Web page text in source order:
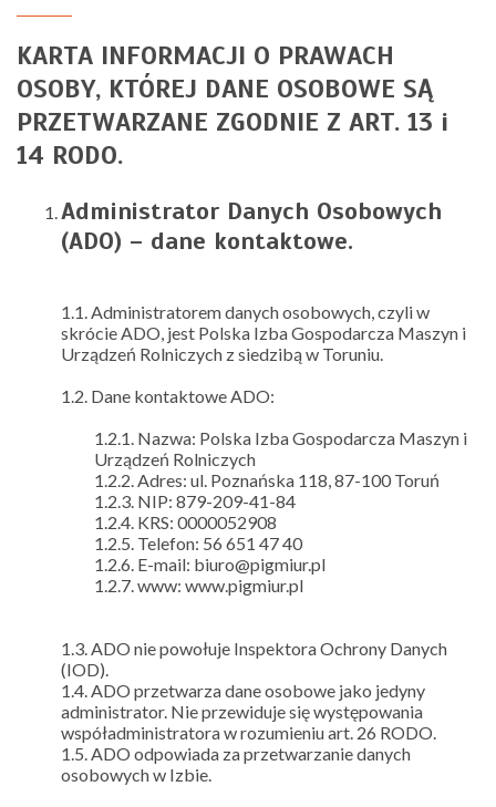
KARTA INFORMACJI O PRAWACH
OSOBY, KTÓREJ DANE OSOBOWE SĄ
PRZETWARZANE ZGODNIE Z ART. 13 i
14 RODO.
Administrator Danych Osobowych
(ADO) – dane kontaktowe.
1.1. Administratorem danych osobowych, czyli w
skrócie ADO, jest Polska Izba Gospodarcza Maszyn i
Urządzeń Rolniczych z siedzibą w Toruniu.
1.2. Dane kontaktowe ADO:
1.2.1. Nazwa: Polska Izba Gospodarcza Maszyn i
Urządzeń Rolniczych
1.2.2. Adres: ul. Poznańska 118, 87-100 Toruń
1.2.3. NIP: 879-209-41-84
1.2.4. KRS: 0000052908
1.2.5. Telefon: 56 651 47 40
1.2.6. E-mail: biuro@pigmiur.pl
1.2.7. www: www.pigmiur.pl
1.3. ADO nie powołuje Inspektora Ochrony Danych
(IOD).
1.4. ADO przetwarza dane osobowe jako jedyny
administrator. Nie przewiduje się występowania
współadministratora w rozumieniu art. 26 RODO.
1.5. ADO odpowiada za przetwarzanie danych
osobowych w Izbie.